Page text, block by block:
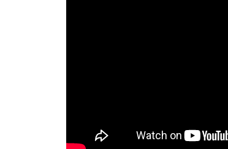
）、盧森堡愛樂廳、艾德堡、愛丁堡、韋爾比
樂家，他們近年來的錄音包括舒伯特d小調弦樂四重奏
機的評論為「他們展現捷克傳統的最高水準－溫暖、
們強烈傳達給聽眾的絕對自信。」
F大調弦樂四重奏《美國》與G大調第13號弦樂四重
「他們的《美國》是唱片史上最偉大的詮釋之一。
的楊納傑克第二號弦樂四重奏《親密書簡》與帕弗哈
弦樂四重奏與帕弗哈斯第一號弦樂四重奏，留聲機：